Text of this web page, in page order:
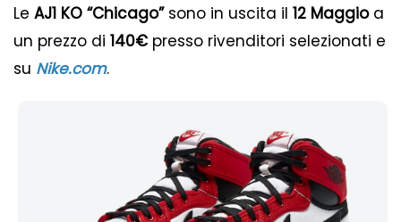
Le AJ1 KO “Chicago”sono in uscita il 12 Maggioa
un prezzo di 140€presso rivenditori selezionati e
su Nike.com.